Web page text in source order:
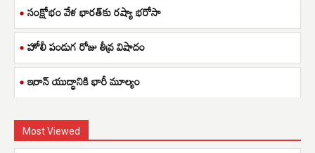
సంక్షోభం వేళ భారత్‌కు రష్యా భరోసా
హోలీ పండుగ రోజు తీవ్ర విషాదం
ఇరాన్ యుద్ధానికి భారీ మూల్యం
Most Viewed